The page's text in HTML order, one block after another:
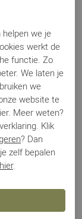
Ook
Dit model, de
(op de foto
antraciet en
is. Fashion
we je
werkt de
functie. Zo
We laten je
we
website te
Meer weten?
Klik
? Dan
zelf bepalen
hier.